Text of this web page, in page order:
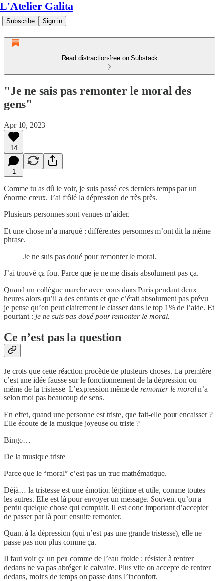
L'Atelier Galita
Subscribe Sign in
Read distraction-free on Substack
"Je ne sais pas remonter le moral des
gens"
Apr 10, 2023
14
1
Comme tu as dû le voir, je suis passé ces derniers temps par un
énorme creux. J’ai frôlé la dépression de très près.
Plusieurs personnes sont venues m’aider.
Et une chose m’a marqué : différentes personnes m’ont dit la même
phrase.
Je ne suis pas doué pour remonter le moral.
J’ai trouvé ça fou. Parce que je ne me disais absolument pas ça.
Quand un collègue marche avec vous dans Paris pendant deux
heures alors qu’il a des enfants et que c’était absolument pas prévu
je pense qu’on peut clairement le classer dans le top 1% de l’aide. Et
pourtant : je ne suis pas doué pour remonter le moral.
Ce n’est pas la question
Je crois que cette réaction procède de plusieurs choses. La première
c’est une idée fausse sur le fonctionnement de la dépression ou
même de la tristesse. L’expression même de remonter le moral n’a
selon moi pas beaucoup de sens.
En effet, quand une personne est triste, que fait-elle pour encaisser ?
Elle écoute de la musique joyeuse ou triste ?
Bingo…
De la musique triste.
Parce que le “moral” c’est pas un truc mathématique.
Déjà… la tristesse est une émotion légitime et utile, comme toutes
les autres. Elle est là pour envoyer un message. Souvent qu’on a
perdu quelque chose qui comptait. Il est donc important d’accepter
de passer par là pour ensuite remonter.
Quant à la dépression (qui n’est pas une grande tristesse), elle ne
passe pas non plus comme ça.
Il faut voir ça un peu comme de l’eau froide : résister à rentrer
dedans ne va pas abréger le calvaire. Plus vite on accepte de rentrer
dedans, moins de temps on passe dans l’inconfort.